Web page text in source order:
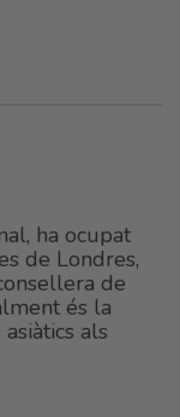
ha ocupat
de Londres,
de
és la
als